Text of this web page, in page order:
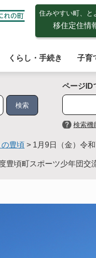
住みやすい町、と
移住定住情
くらし・手続き 子育
ページID
検索機
の豊頃 > 1月9日（金）令
豊頃町スポーツ少年団交